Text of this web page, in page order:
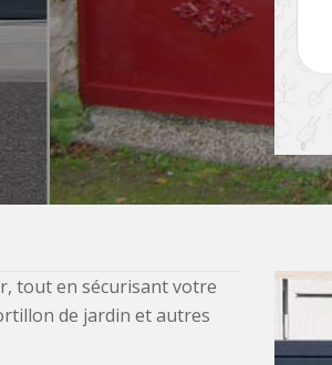
tout en sécurisant votre
de jardin et autres